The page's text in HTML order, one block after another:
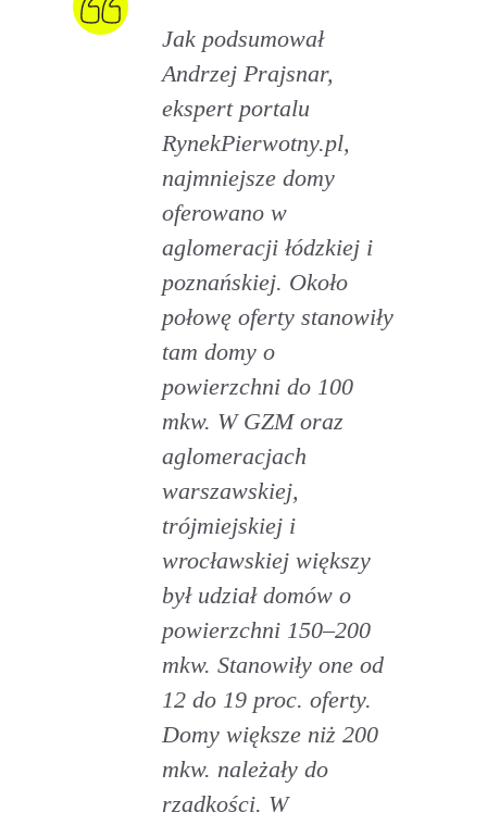
Jak podsumował
Andrzej Prajsnar,
ekspert portalu
RynekPierwotny.pl,
najmniejsze domy
oferowano w
aglomeracji łódzkiej i
poznańskiej. Około
połowę oferty stanowiły
tam domy o
powierzchni do 100
mkw. W GZM oraz
aglomeracjach
warszawskiej,
trójmiejskiej i
wrocławskiej większy
był udział domów o
powierzchni 150–200
mkw. Stanowiły one od
12 do 19 proc. oferty.
Domy większe niż 200
mkw. należały do
rzadkości. W